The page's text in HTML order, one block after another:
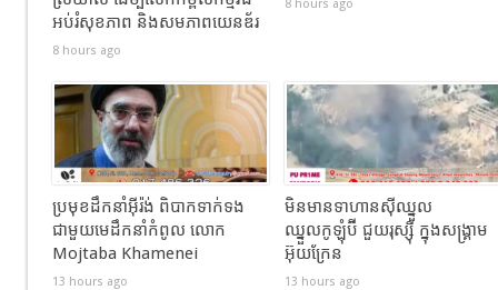
អប់រំសុខភាព និងសមភាពយេនឌ័រ
8 hours ago
8 hours ago
ប្រមុខដឹកនាំអ៊ីរ៉ង់ ពិបាកទាក់ទង
ជាមួយមេដឹកនាំកំពូល លោក
Mojtaba Khamenei
13 hours ago
មិនមានទាហានស៊ីឈ្នួល
ឈ្នួលកូឡុំប៊ី ជួយរុស្ស៊ី ក្នុងសង្រ្គាម
អ៊ុយក្រែន
13 hours ago